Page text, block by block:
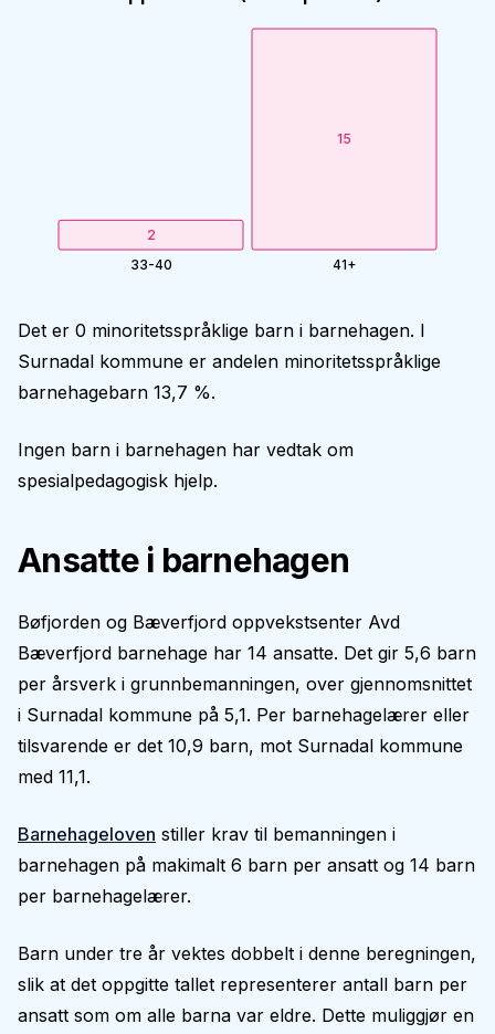
2
33-40
15
41+
Det er 0 minoritetsspråklige barn i barnehagen. I
Surnadal kommune er andelen minoritetsspråklige
barnehagebarn 13,7 %.
Ingen barn i barnehagen har vedtak om
spesialpedagogisk hjelp.
Ansatte i barnehagen
Bøfjorden og Bæverfjord oppvekstsenter Avd
Bæverfjord barnehage har 14 ansatte. Det gir 5,6 barn
per årsverk i grunnbemanningen, over gjennomsnittet
i Surnadal kommune på 5,1. Per barnehagelærer eller
tilsvarende er det 10,9 barn, mot Surnadal kommune
med 11,1.
Barnehageloven stiller krav til bemanningen i
barnehagen på makimalt 6 barn per ansatt og 14 barn
per barnehagelærer.
Barn under tre år vektes dobbelt i denne beregningen,
slik at det oppgitte tallet representerer antall barn per
ansatt som om alle barna var eldre. Dette muliggjør en